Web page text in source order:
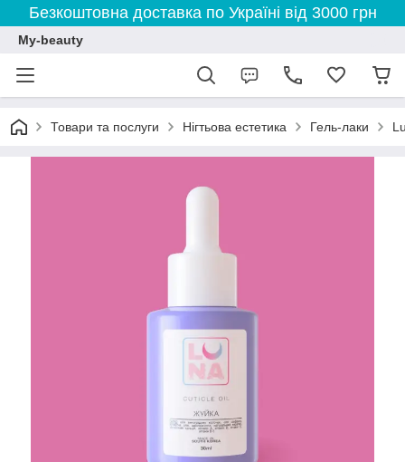
Безкоштовна доставка по Україні від 3000 грн
My-beauty
Товари та послуги Нігтьова естетика Гель-лаки